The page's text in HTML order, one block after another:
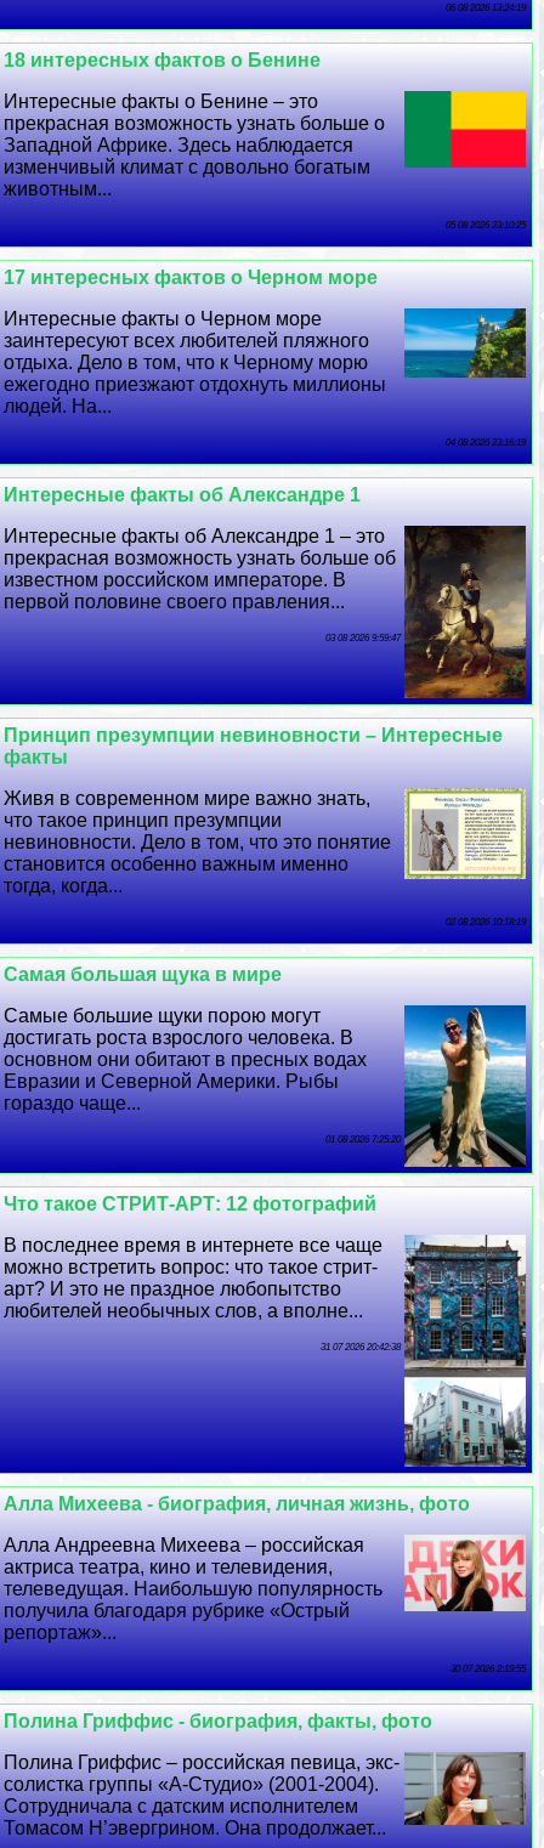
06 08 2026 13:24:19
18 интересных фактов о Бенине
Интересные факты о Бенине – это
прекрасная возможность узнать больше о
Западной Африке. Здесь наблюдается
изменчивый климат с довольно богатым
животным...
05 08 2026 23:10:25
17 интересных фактов о Черном море
Интересные факты о Черном море
заинтересуют всех любителей пляжного
отдыха. Дело в том, что к Черному морю
ежегодно приезжают отдохнуть миллионы
людей. На...
04 08 2026 23:16:19
Интересные факты об Александре 1
Интересные факты об Александре 1 – это
прекрасная возможность узнать больше об
известном российском императоре. В
первой половине своего правления...
03 08 2026 9:59:47
Принцип презумпции невиновности – Интересные
факты
Живя в современном мире важно знать,
что такое принцип презумпции
невиновности. Дело в том, что это понятие
становится особенно важным именно
тогда, когда...
02 08 2026 10:18:19
Самая большая щука в мире
Самые большие щуки порою могут
достигать роста взрослого человека. В
основном они обитают в пресных водах
Евразии и Северной Америки. Рыбы
гораздо чаще...
01 08 2026 7:25:20
Что такое СТРИТ-АРТ: 12 фотографий
В последнее время в интернете все чаще
можно встретить вопрос: что такое стрит-
арт? И это не праздное любопытство
любителей необычных слов, а вполне...
31 07 2026 20:42:38
Алла Михеева - биография, личная жизнь, фото
Алла Андреевна Михеева – российская
актриса театра, кино и телевидения,
телеведущая. Наибольшую популярность
получила благодаря рубрике «Острый
репортаж»...
30 07 2026 2:19:55
Полина Гриффис - биография, факты, фото
Полина Гриффис – российская певица, экс-
солистка группы «А-Студио» (2001-2004).
Сотрудничала с датским исполнителем
Томасом Н’эвергрином. Она продолжает...